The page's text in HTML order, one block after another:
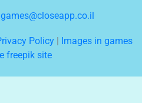
games@closeapp.co.il
Policy| Images in games
freepik site